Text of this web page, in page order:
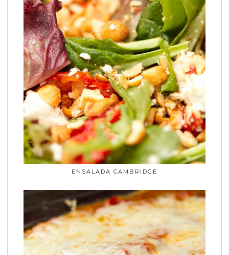
ENSALADA CAMBRIDGE